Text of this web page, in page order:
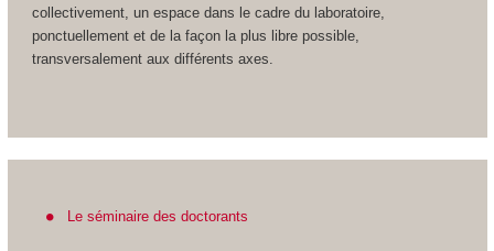
collectivement, un espace dans le cadre du laboratoire,
ponctuellement et de la façon la plus libre possible,
transversalement aux différents axes.
Le séminaire des doctorants